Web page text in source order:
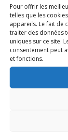
Pour offrir les
telles que les
appareils. Le fait de
traiter des données
uniques sur ce site.
consentement peut
et fonctions.